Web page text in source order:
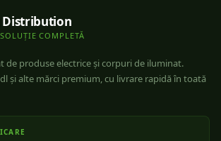
Distribution
COMPLETĂ
de produse electrice și corpuri de iluminat.
și alte mărci premium, cu livrare rapidă în toată